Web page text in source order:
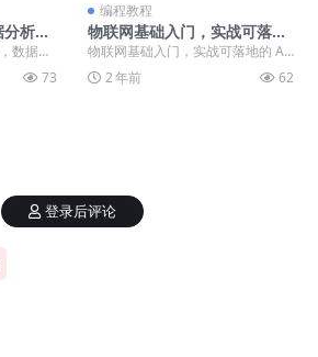
析师
数据分
程介绍
73
编程教程
物联网基础入门，实战可落地
的 AIoT 项目（完结）
物联网基础入门，实战可落地的 AI
oT 项目（完结） ├──第1章 课程
介绍 |...
2 年前 62
登录后评论